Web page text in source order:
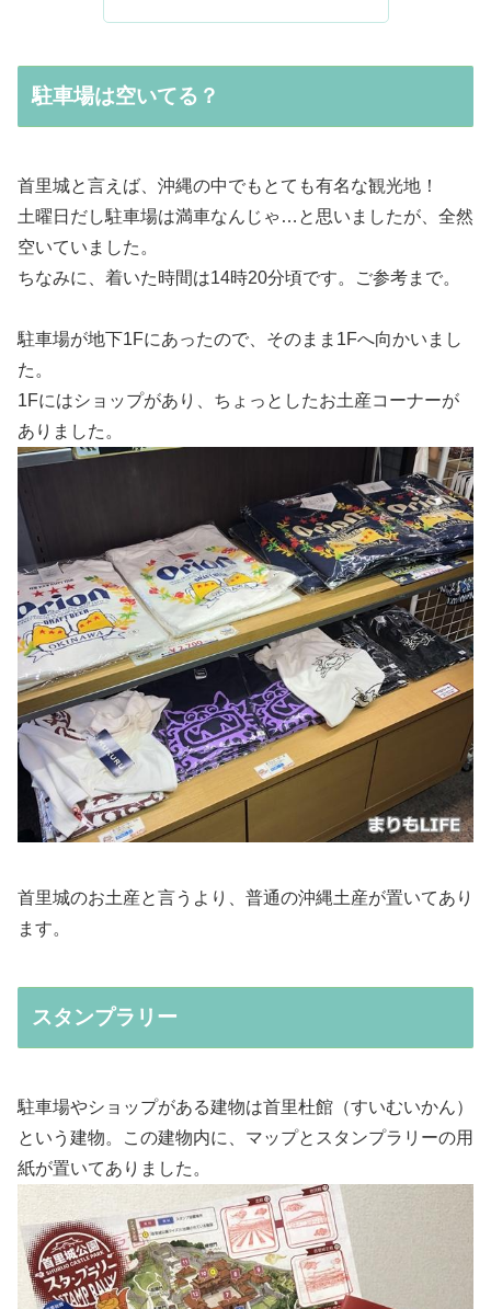
駐車場は空いてる？
首里城と言えば、沖縄の中でもとても有名な観光地！
土曜日だし駐車場は満車なんじゃ…と思いましたが、全然
空いていました。
ちなみに、着いた時間は14時20分頃です。ご参考まで。
駐車場が地下1Fにあったので、そのまま1Fへ向かいまし
た。
1Fにはショップがあり、ちょっとしたお土産コーナーが
ありました。
首里城のお土産と言うより、普通の沖縄土産が置いてあり
ます。
スタンプラリー
駐車場やショップがある建物は首里杜館 （すいむいかん）
という建物。この建物内に、マップとスタンプラリーの用
紙が置いてありました。